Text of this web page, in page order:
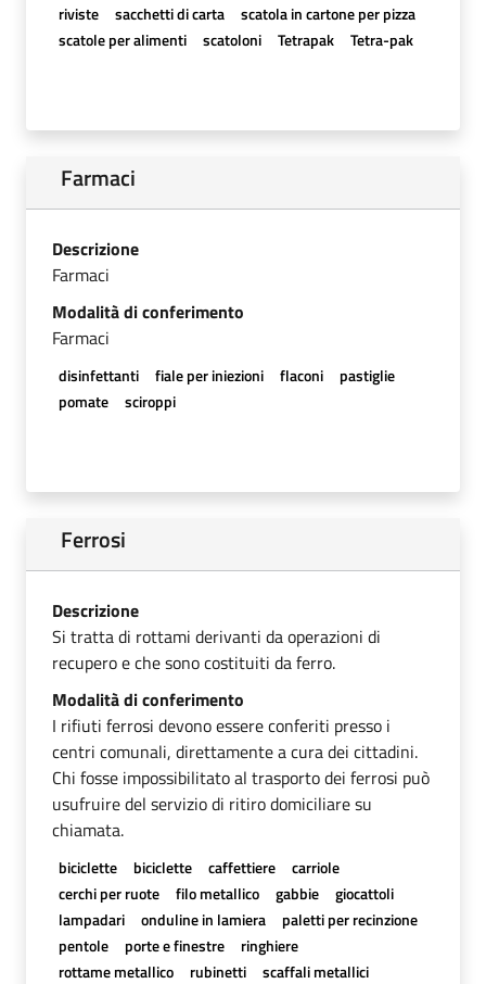
riviste
sacchetti di carta
scatola in cartone per pizza
scatole per alimenti
scatoloni Tetrapak Tetra-pak
Farmaci
Descrizione
Farmaci
Modalità di conferimento
Farmaci
disinfettanti fiale per iniezioni flaconi
pastiglie
pomate
sciroppi
Ferrosi
Descrizione
Si tratta di rottami derivanti da operazioni di
recupero e che sono costituiti da ferro.
Modalità di conferimento
I rifiuti ferrosi devono essere conferiti presso i
centri comunali, direttamente a cura dei cittadini.
Chi fosse impossibilitato al trasporto dei ferrosi può
usufruire del servizio di ritiro domiciliare su
chiamata.
biciclette biciclette caffettiere
carriole
cerchi per ruote
filo metallico gabbie
giocattoli
lampadari
onduline in lamiera
paletti per recinzione
pentole
porte e finestre
ringhiere
rottame metallico
rubinetti
scaffali metallici